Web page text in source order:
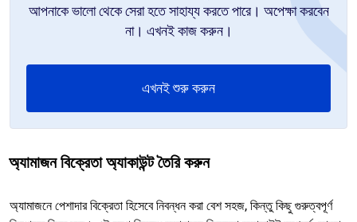
আপনাকে ভালো থেকে সেরা হতে সাহায্য করতে পারে। অপেক্ষা করবেন
না। এখনই কাজ করুন।
এখনই শুরু করুন
অ্যামাজন বিক্রেতা অ্যাকাউন্ট তৈরি করুন
অ্যামাজনে পেশাদার বিক্রেতা হিসেবে নিবন্ধন করা বেশ সহজ, কিন্তু কিছু গুরুত্বপূর্ণ